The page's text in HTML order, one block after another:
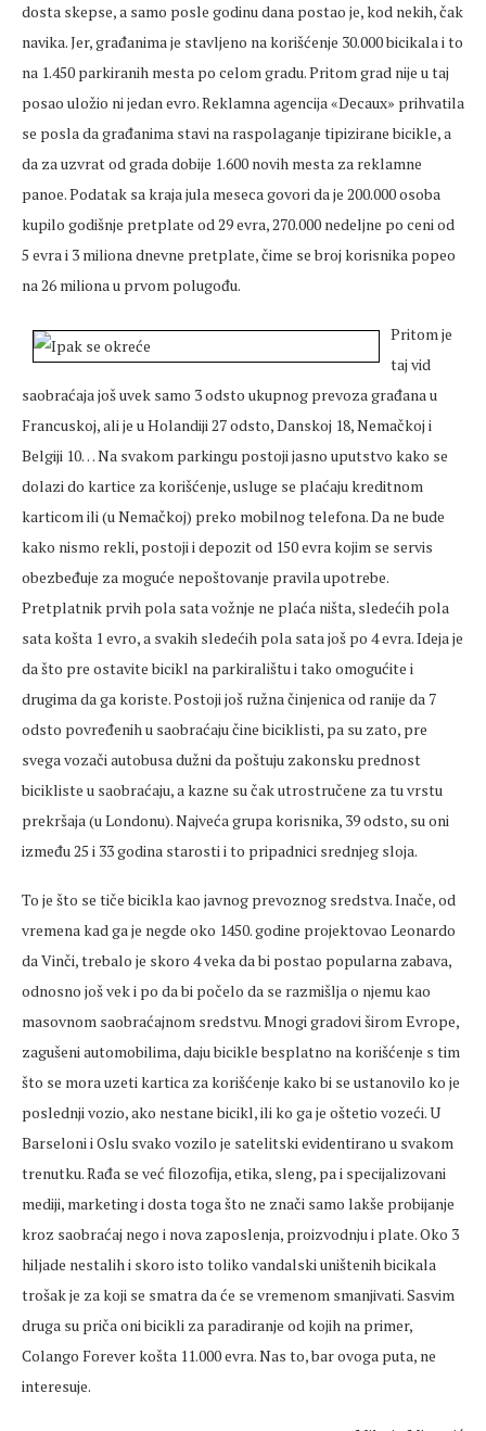
dosta skepse, a samo posle godinu dana postao je, kod nekih, čak
navika. Jer, građanima je stavljeno na korišćenje 30.000 bicikala i to
na 1.450 parkiranih mesta po celom gradu. Pritom grad nije u taj
posao uložio ni jedan evro. Reklamna agencija «Decaux» prihvatila
se posla da građanima stavi na raspolaganje tipizirane bicikle, a
da za uzvrat od grada dobije 1.600 novih mesta za reklamne
panoe. Podatak sa kraja jula meseca govori da je 200.000 osoba
kupilo godišnje pretplate od 29 evra, 270.000 nedeljne po ceni od
5 evra i 3 miliona dnevne pretplate, čime se broj korisnika popeo
na 26 miliona u prvom polugođu.
Pritom je
taj vid
saobraćaja još uvek samo 3 odsto ukupnog prevoza građana u
Francuskoj, ali je u Holandiji 27 odsto, Danskoj 18, Nemačkoj i
Belgiji 10… Na svakom parkingu postoji jasno uputstvo kako se
dolazi do kartice za korišćenje, usluge se plaćaju kreditnom
karticom ili (u Nemačkoj) preko mobilnog telefona. Da ne bude
kako nismo rekli, postoji i depozit od 150 evra kojim se servis
obezbeđuje za moguće nepoštovanje pravila upotrebe.
Pretplatnik prvih pola sata vožnje ne plaća ništa, sledećih pola
sata košta 1 evro, a svakih sledećih pola sata još po 4 evra. Ideja je
da što pre ostavite bicikl na parkiralištu i tako omogućite i
drugima da ga koriste. Postoji još ružna činjenica od ranije da 7
odsto povređenih u saobraćaju čine biciklisti, pa su zato, pre
svega vozači autobusa dužni da poštuju zakonsku prednost
bicikliste u saobraćaju, a kazne su čak utrostručene za tu vrstu
prekršaja (u Londonu). Najveća grupa korisnika, 39 odsto, su oni
između 25 i 33 godina starosti i to pripadnici srednjeg sloja.
To je što se tiče bicikla kao javnog prevoznog sredstva. Inače, od
vremena kad ga je negde oko 1450. godine projektovao Leonardo
da Vinči, trebalo je skoro 4 veka da bi postao popularna zabava,
odnosno još vek i po da bi počelo da se razmišlja o njemu kao
masovnom saobraćajnom sredstvu. Mnogi gradovi širom Evrope,
zagušeni automobilima, daju bicikle besplatno na korišćenje s tim
što se mora uzeti kartica za korišćenje kako bi se ustanovilo ko je
poslednji vozio, ako nestane bicikl, ili ko ga je oštetio vozeći. U
Barseloni i Oslu svako vozilo je satelitski evidentirano u svakom
trenutku. Rađa se već filozofija, etika, sleng, pa i specijalizovani
mediji, marketing i dosta toga što ne znači samo lakše probijanje
kroz saobraćaj nego i nova zaposlenja, proizvodnju i plate. Oko 3
hiljade nestalih i skoro isto toliko vandalski uništenih bicikala
trošak je za koji se smatra da će se vremenom smanjivati. Sasvim
druga su priča oni bicikli za paradiranje od kojih na primer,
Colango Forever košta 11.000 evra. Nas to, bar ovoga puta, ne
interesuje.